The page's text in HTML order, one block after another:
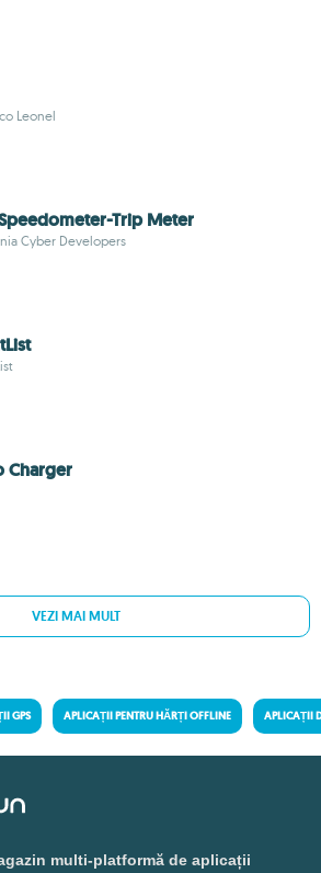
Leonel
Trip Meter
Cyber Developers
Charger
VEZI MAI MULT
GPS APLICAȚII PENTRU HĂRȚI OFFLINE APLICAȚII
multi-platformă de aplicații